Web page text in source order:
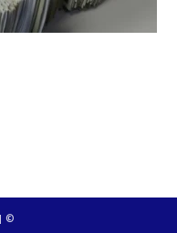
© ٢٠٢٦ ناصحون